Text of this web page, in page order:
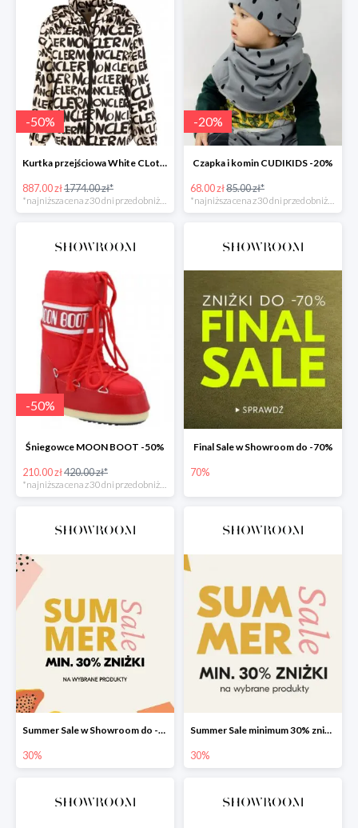
-50%
Kurtka przejściowa White CLothing MONCLER -50%
887.00 zł1774.00 zł*
*najniższa cena z 30 dni przed obniżką
-20%
Czapka i komin CUDIKIDS -20%
68.00 zł85.00 zł*
*najniższa cena z 30 dni przed obniżką
-50%
Śniegowce MOON BOOT -50%
210.00 zł420.00 zł*
Final Sale w Showroom do -70%
70%
Summer Sale w Showroom do -30%
30%
Summer Sale minimum 30% zniżki
30%